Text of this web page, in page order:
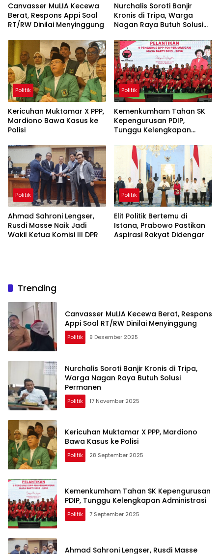
Canvasser MuLIA Kecewa
Berat, Respons Appi Soal
RT/RW Dinilai Menyinggung
Nurchalis Soroti Banjir
Kronis di Tripa, Warga
Nagan Raya Butuh Solusi
Politik
Kericuhan Muktamar X PPP,
Mardiono Bawa Kasus ke
Polisi
Politik
Kemenkumham Tahan SK
Kepengurusan PDIP,
Tunggu Kelengkapan
Politik
Ahmad Sahroni Lengser,
Rusdi Masse Naik Jadi
Wakil Ketua Komisi III DPR
Politik
Elit Politik Bertemu di
Istana, Prabowo Pastikan
Aspirasi Rakyat Didengar
Trending
Canvasser MuLIA Kecewa Berat, Respons
Appi Soal RT/RW Dinilai Menyinggung
Politik 9 Desember 2025
Nurchalis Soroti Banjir Kronis di Tripa,
Warga Nagan Raya Butuh Solusi
Permanen
Politik 17 November 2025
Kericuhan Muktamar X PPP, Mardiono
Bawa Kasus ke Polisi
Politik 28 September 2025
Kemenkumham Tahan SK Kepengurusan
PDIP, Tunggu Kelengkapan Administrasi
Politik 7 September 2025
Ahmad Sahroni Lengser, Rusdi Masse